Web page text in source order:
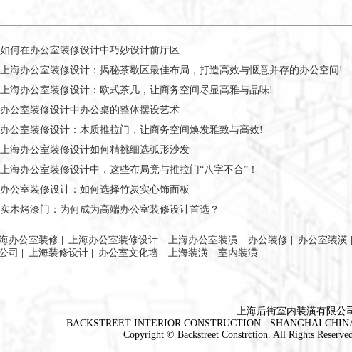
如何在办公室装修设计中巧妙设计前厅区
上海办公室装修设计：揭秘茶歇区最佳布局，打造高效与惬意并存的办公空间!
上海办公室装修设计：欧式茶几，让商务空间尽显高雅与品味!
办公室装修设计中办公桌的整体摆设艺术
办公室装修设计：木质推拉门，让商务空间焕发雅致与高效!
上海办公室装修设计如何精挑细选弧形沙发
上海办公室装修设计中，这些布局竟与推拉门“八字不合”！
办公室装修设计：如何选择竹炭实心饰面板
实木烤漆门：为何成为高端办公室装修设计首选？
办公室装修 上海办公室装修设计 上海办公室装潢 办公装修 办公室装潢
司 上海装修设计 办公室文化墙 上海装潢 室内装潢
上海后街室内装潢有限公
BACKSTREET INTERIOR CONSTRUCTION - SHANGHAI
Copyright © Backstreet Constrction. All Rights